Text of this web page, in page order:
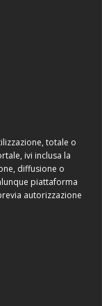
totale o
ivi inclusa la
diffusione o
piattaforma
autorizzazione